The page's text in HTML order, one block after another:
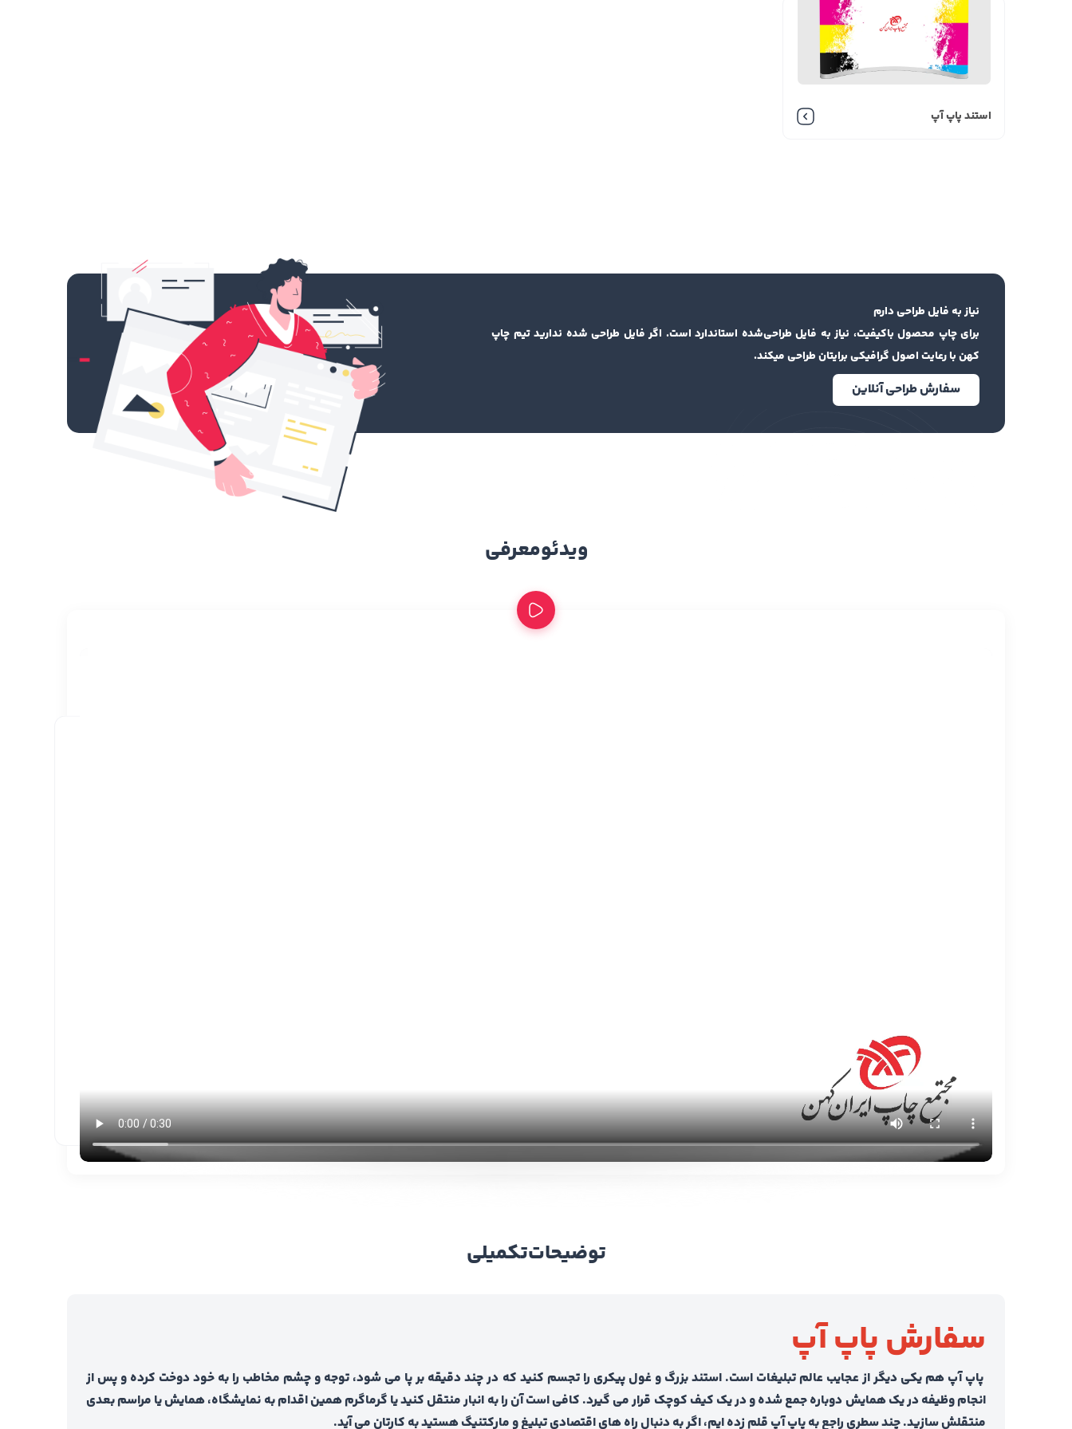
استند پاپ آپ
نیاز به فایل طراحی دارم
برای چاپ محصول باکیفیت، نیاز به فایل طراحی‌شده استاندارد است. اگر فایل طراحی شده ندارید تیم چاپ
کهن با رعایت اصول گرافیکی برایتان طراحی میکند.
سفارش طراحی آنلاین
ویدئومعرفی
توضیحاتتکمیلی
سفارش پاپ آپ
پاپ آپ هم یکی دیگر از عجایب عالم تبلیغات است. استند بزرگ و غول پیکری را تجسم کنید که در چند دقیقه بر پا می شود، توجه و چشم مخاطب را به خود دوخت کرده و پس از
انجام وظیفه در یک همایش دوباره جمع شده و در یک کیف کوچک قرار می گیرد. کافی است آن را به انبار منتقل کنید یا گرماگرم همین اقدام به نمایشگاه، همایش یا مراسم بعدی
منتقلش سازید. چند سطری راجع به پاپ آپ قلم زده ایم، اگر به دنبال راه های اقتصادی تبلیغ و مارکتنیگ هستید به کارتان می آید.